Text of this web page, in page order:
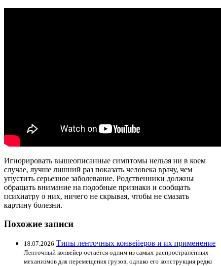
Игнорировать вышеописанные симптомы нельзя ни в коем
случае, лучше лишний раз показать человека врачу, чем
упустить серьезное заболевание. Родственники должны
обращать внимание на подобные признаки и сообщать
психиатру о них, ничего не скрывая, чтобы не смазать
картину болезни.
Похожие записи
18.07.2026 Типы ленточных конвейеров и их применение
Ленточный конвейер остаётся одним из самых распространённых
механизмов для перемещения грузов, однако его конструкция редко